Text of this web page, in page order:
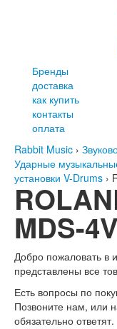
Бренды
доставка
как купить
контакты
оплата
Rabbit Music ›
Ударные
установки V-Drums ›
MDS-4V
Добро пожаловать в
представлены все
Есть вопросы по
Позвоните нам, или
обязательно ответят.